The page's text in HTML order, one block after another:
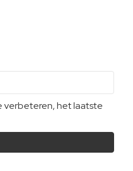
verbeteren, het laatste